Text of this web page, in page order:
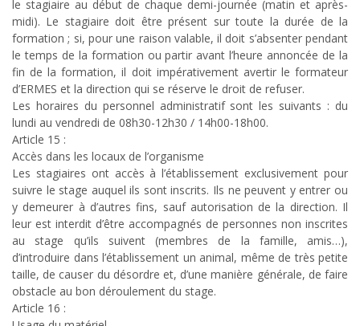
le stagiaire au début de chaque demi-journée (matin et après-
midi). Le stagiaire doit être présent sur toute la durée de la
formation ; si, pour une raison valable, il doit s’absenter pendant
le temps de la formation ou partir avant l’heure annoncée de la
fin de la formation, il doit impérativement avertir le formateur
d’ERMES et la direction qui se réserve le droit de refuser.
Les horaires du personnel administratif sont les suivants : du
lundi au vendredi de 08h30-12h30 / 14h00-18h00.
Article 15 :
Accès dans les locaux de l’organisme
Les stagiaires ont accès à l’établissement exclusivement pour
suivre le stage auquel ils sont inscrits. Ils ne peuvent y entrer ou
y demeurer à d’autres fins, sauf autorisation de la direction. Il
leur est interdit d’être accompagnés de personnes non inscrites
au stage qu’ils suivent (membres de la famille, amis…),
d’introduire dans l’établissement un animal, même de très petite
taille, de causer du désordre et, d’une manière générale, de faire
obstacle au bon déroulement du stage.
Article 16 :